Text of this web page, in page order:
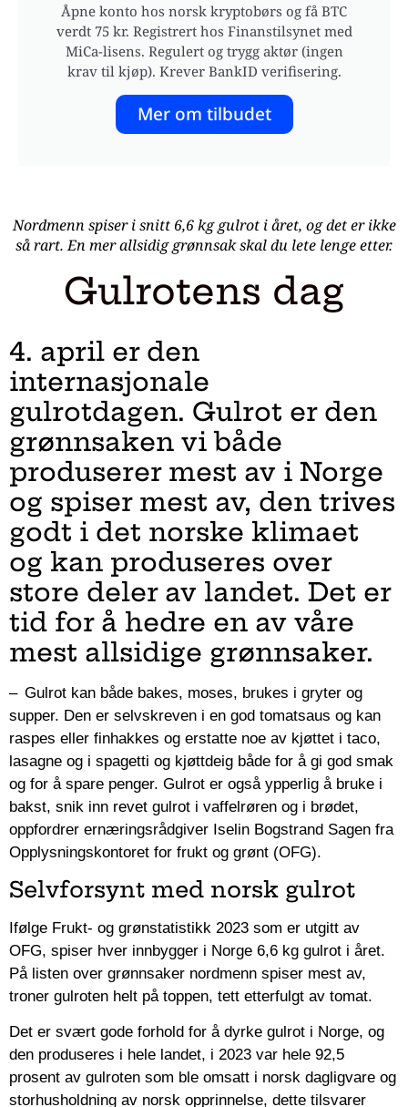
Åpne konto hos norsk kryptobørs og få BTC
verdt 75 kr. Registrert hos Finanstilsynet med
MiCa-lisens. Regulert og trygg aktør (ingen
krav til kjøp). Krever BankID verifisering.
Mer om tilbudet
Nordmenn spiser i snitt 6,6 kg gulrot i året, og det er ikke
så rart. En mer allsidig grønnsak skal du lete lenge etter.
Gulrotens dag
4. april er den
internasjonale
gulrotdagen. Gulrot er den
grønnsaken vi både
produserer mest av i Norge
og spiser mest av, den trives
godt i det norske klimaet
og kan produseres over
store deler av landet. Det er
tid for å hedre en av våre
mest allsidige grønnsaker.
– Gulrot kan både bakes, moses, brukes i gryter og
supper. Den er selvskreven i en god tomatsaus og kan
raspes eller finhakkes og erstatte noe av kjøttet i taco,
lasagne og i spagetti og kjøttdeig både for å gi god smak
og for å spare penger. Gulrot er også ypperlig å bruke i
bakst, snik inn revet gulrot i vaffelrøren og i brødet,
oppfordrer ernæringsrådgiver Iselin Bogstrand Sagen fra
Opplysningskontoret for frukt og grønt (OFG).
Selvforsynt med norsk gulrot
Ifølge Frukt- og grønstatistikk 2023 som er utgitt av
OFG, spiser hver innbygger i Norge 6,6 kg gulrot i året.
På listen over grønnsaker nordmenn spiser mest av,
troner gulroten helt på toppen, tett etterfulgt av tomat.
Det er svært gode forhold for å dyrke gulrot i Norge, og
den produseres i hele landet, i 2023 var hele 92,5
prosent av gulroten som ble omsatt i norsk dagligvare og
storhusholdning av norsk opprinnelse, dette tilsvarer